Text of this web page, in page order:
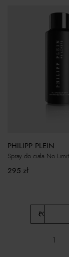
PHILIPP PLEIN
Spray do ciała No
295 zł
1